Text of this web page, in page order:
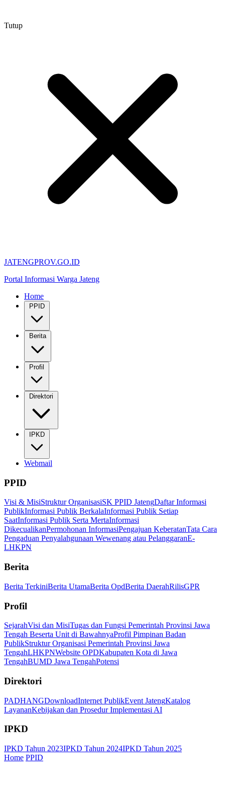
Tutup
JATENGPROV.GO.ID
Portal Informasi Warga Jateng
Home
PPID
Berita
Profil
Direktori
IPKD
Webmail
PPID
Visi & MisiStruktur OrganisasiSK PPID JatengDaftar Informasi
PublikInformasi Publik BerkalaInformasi Publik Setiap
SaatInformasi Publik Serta MertaInformasi
DikecualikanPermohonan InformasiPengajuan KeberatanTata Cara
Pengaduan Penyalahgunaan Wewenang atau PelanggaranE-
LHKPN
Berita
Berita TerkiniBerita UtamaBerita OpdBerita DaerahRilisGPR
Profil
SejarahVisi dan MisiTugas dan Fungsi Pemerintah Provinsi Jawa
Tengah Beserta Unit di BawahnyaProfil Pimpinan Badan
PublikStruktur Organisasi Pemerintah Provinsi Jawa
TengahLHKPNWebsite OPDKabupaten Kota di Jawa
TengahBUMD Jawa TengahPotensi
Direktori
PADHANGDownloadInternet PublikEvent JatengKatalog
LayananKebijakan dan Prosedur Implementasi AI
IPKD
IPKD Tahun 2023IPKD Tahun 2024IPKD Tahun 2025
Home PPID